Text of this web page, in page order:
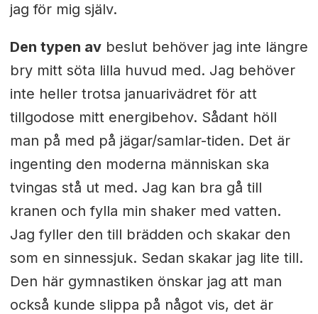
jag för mig själv.
Den typen avbeslut behöver jag inte längre
bry mitt söta lilla huvud med. Jag behöver
inte heller trotsa januarivädret för att
tillgodose mitt energibehov. Sådant höll
man på med på jägar/samlar-tiden. Det är
ingenting den moderna människan ska
tvingas stå ut med. Jag kan bra gå till
kranen och fylla min shaker med vatten.
Jag fyller den till brädden och skakar den
som en sinnessjuk. Sedan skakar jag lite till.
Den här gymnastiken önskar jag att man
också kunde slippa på något vis, det är